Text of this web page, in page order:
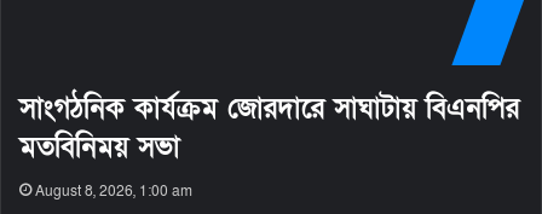
সাংগঠনিক কার্যক্রম জোরদারে সাঘাটায় বিএনপির
মতবিনিময় সভা
August 8, 2026, 1:00 am